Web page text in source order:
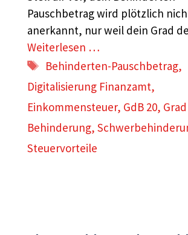
Pauschbetrag wird plötzlich
anerkannt, nur weil dein Grad
Weiterlesen …
Schlagwörter
Behinderten-Pauschbetrag,
Digitalisierung Finanzamt,
Einkommensteuer, GdB 20,
Behinderung,
Steuervorteile